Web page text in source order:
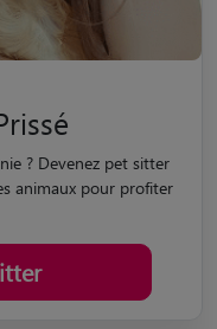
? Devenez pet sitter
animaux pour profiter